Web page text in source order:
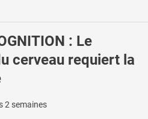
: Le
cerveau requiert la
2 semaines